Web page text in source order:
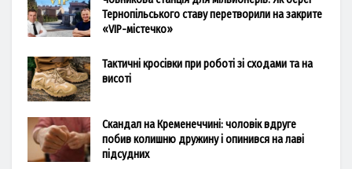
Тернопільського ставу перетворили на закрите
«VIP-містечко»
Тактичні кросівки при роботі зі сходами та на
висоті
Скандал на Кременеччині: чоловік вдруге
побив колишню дружину і опинився на лаві
підсудних